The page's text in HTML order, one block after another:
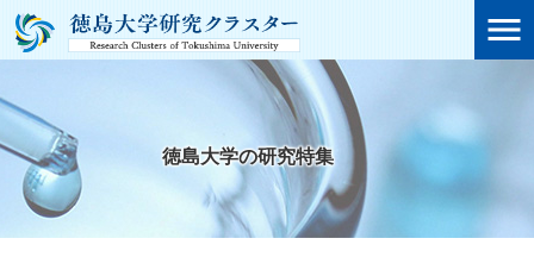

徳島大学の研究特集